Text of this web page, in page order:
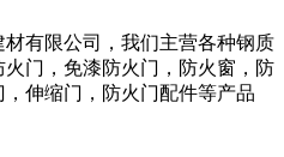
有限公司，我们主营各种钢质
门，免漆防火门，防火窗，防
伸缩门，防火门配件等产品